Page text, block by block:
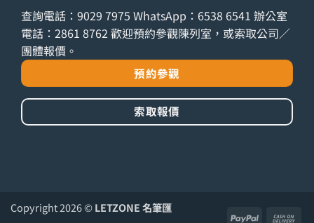
查詢電話： 9029 7975 WhatsApp： 6538 6541 辦公室
電話： 2861 8762 歡迎預約參觀陳列室，或索取公司／
團體報價。
預約參觀
索取報價
PayPal
Copyright 2026 ©LETZONE 名筆匯